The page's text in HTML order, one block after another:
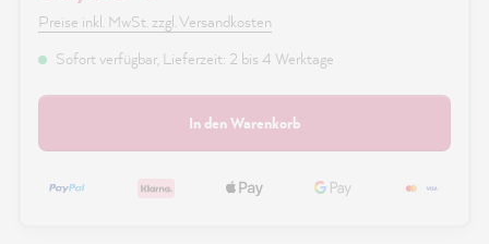
Preise inkl. MwSt. zzgl. Versandkosten
Sofort verfügbar, Lieferzeit: 2 bis 4 Werktage
In den Warenkorb